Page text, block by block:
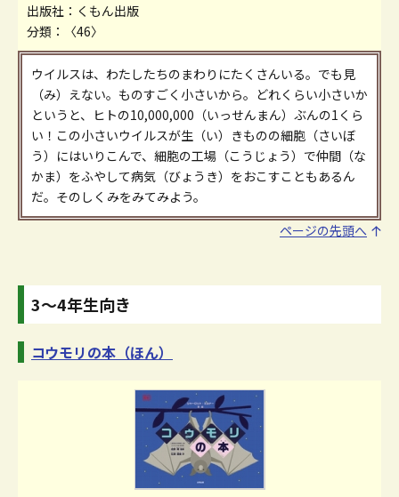
出版社：くもん出版
分類：〈46〉
ウイルスは、わたしたちのまわりにたくさんいる。でも見
（み）えない。ものすごく小さいから。どれくらい小さいか
というと、ヒトの10,000,000（いっせんまん）ぶんの1くら
い！この小さいウイルスが生（い）きものの細胞（さいぼ
う）にはいりこんで、細胞の工場（こうじょう）で仲間（な
かま）をふやして病気（びょうき）をおこすこともあるん
だ。そのしくみをみてみよう。
ページの先頭へ
3～4年生向き
コウモリの本（ほん）